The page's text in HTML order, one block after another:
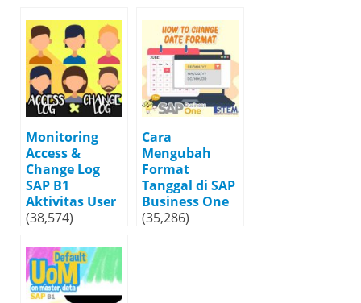
Monitoring
Access &
Change Log
SAP B1
Aktivitas User
(38,574)
Cara
Mengubah
Format
Tanggal di SAP
Business One
(35,286)